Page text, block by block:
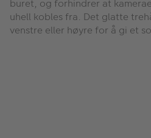
buret, og forhindrer at
uhell kobles fra. Det glatte
venstre eller høyre for å gi et